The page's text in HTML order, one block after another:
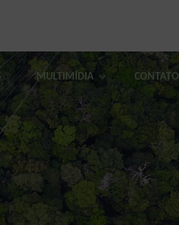
MULTIMÍDIA CONTATO